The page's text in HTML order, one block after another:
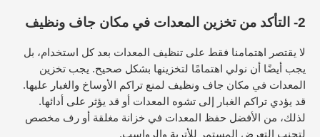
2- التأكد من تخزين المعدات في مكان جاف ونظيف
لا يقتصر اهتمامنا فقط على تنظيف المعدات بعد كل استخدام، بل
يجب أيضًا أن نولي اهتمامًا لتخزينها بشكل صحيح. يجب تخزين
المعدات في مكان جاف ونظيف لمنع تراكم الأوساخ والغبار عليها.
قد يؤدي تراكم الغبار إلى تشوه المعدات أو قد يؤثر على أدائها.
لذلك، من الأفضل حفظ المعدات في خزانة مغلقة أو رف مخصص
لتجنب التعرض المستمر للأتربة والرواسب.